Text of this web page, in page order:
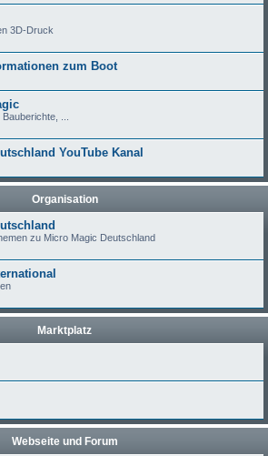
3D-Druck
zum Boot
...
YouTube Kanal
Organisation
zu Micro Magic Deutschland
Marktplatz
Webseite und Forum